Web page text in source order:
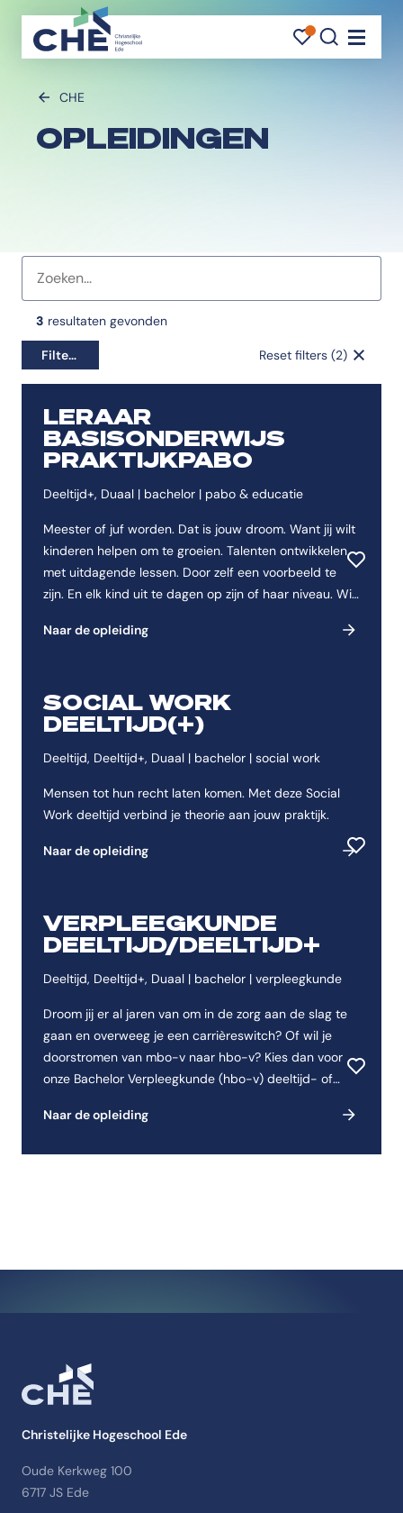
CHE
OPLEIDINGEN
Favorieten indicator
3 resultaten gevonden
Filters Reset filters (2)
LERAAR
BASISONDERWIJS
PRAKTIJKPABO
Deeltijd+, Duaal | bachelor | pabo & educatie
Meester of juf worden. Dat is jouw droom. Want jij wilt
kinderen helpen om te groeien. Talenten ontwikkelen
met uitdagende lessen. Door zelf een voorbeeld te
zijn. En elk kind uit te dagen op zijn of haar niveau. Wil
iets voor jou!
Naar de opleiding
SOCIAL WORK
DEELTIJD(+)
Deeltijd, Deeltijd+, Duaal | bachelor | social work
Mensen tot hun recht laten komen. Met deze Social
Work deeltijd verbind je theorie aan jouw praktijk.
Naar de opleiding
VERPLEEGKUNDE
DEELTIJD/DEELTIJD+
Deeltijd, Deeltijd+, Duaal | bachelor | verpleegkunde
Droom jij er al jaren van om in de zorg aan de slag te
gaan en overweeg je een carrièreswitch? Of wil je
doorstromen van mbo-v naar hbo-v? Kies dan voor
onze Bachelor Verpleegkunde (hbo-v) deeltijd- of
Naar de opleiding
Christelijke Hogeschool Ede
Oude Kerkweg 100
6717 JS Ede